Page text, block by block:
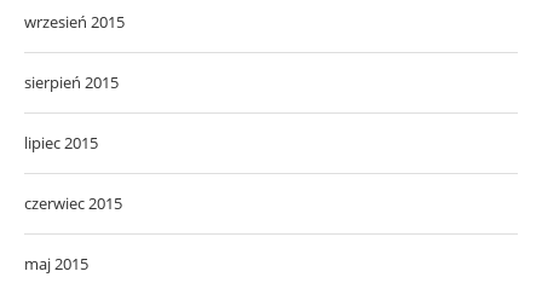
wrzesień 2015
sierpień 2015
lipiec 2015
czerwiec 2015
maj 2015